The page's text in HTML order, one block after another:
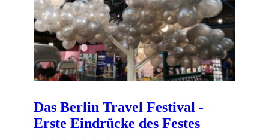
Das Berlin Travel Festival -
Erste Eindrücke des Festes